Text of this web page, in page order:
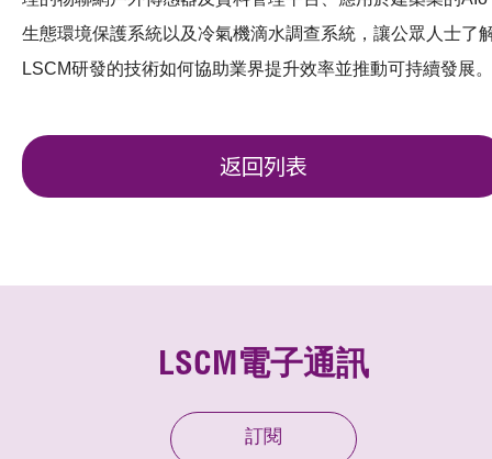
生態環境保護系統以及冷氣機滴水調查系統，讓公眾人士了
LSCM研發的技術如何協助業界提升效率並推動可持續發展。
返回列表
LSCM電子通訊
訂閱